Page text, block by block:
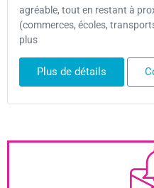
agréable, tout en restant à
(commerces, écoles,
plus
Plus de détails